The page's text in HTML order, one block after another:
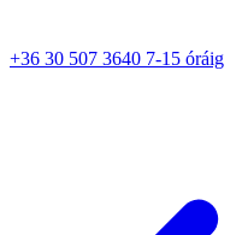
+36 30 507 3640 7-15 óráig